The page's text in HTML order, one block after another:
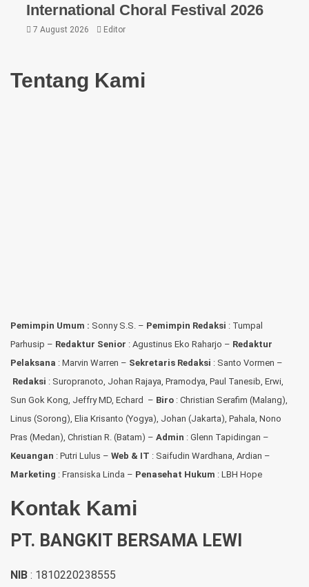
International Choral Festival 2026
7 August 2026 Editor
Tentang Kami
Pemimpin Umum : Sonny S.S. – Pemimpin Redaksi : Tumpal
Parhusip – Redaktur Senior : Agustinus Eko Raharjo – Redaktur
Pelaksana : Marvin Warren – Sekretaris Redaksi : Santo Vormen –
Redaksi : Suropranoto, Johan Rajaya, Pramodya, Paul Tanesib, Erwi,
Sun Gok Kong, Jeffry MD, Echard – Biro : Christian Serafim (Malang),
Linus (Sorong), Elia Krisanto (Yogya), Johan (Jakarta), Pahala, Nono
Pras (Medan), Christian R. (Batam) – Admin : Glenn Tapidingan –
Keuangan : Putri Lulus – Web & IT : Saifudin Wardhana, Ardian –
Marketing : Fransiska Linda – Penasehat Hukum : LBH Hope
Kontak Kami
PT. BANGKIT BERSAMA LEWI
NIB : 1810220238555